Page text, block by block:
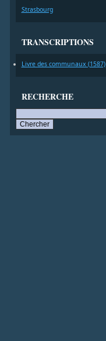
Strasbourg
TRANSCRIPTIONS
Livre des communaux (1587)
RECHERCHE